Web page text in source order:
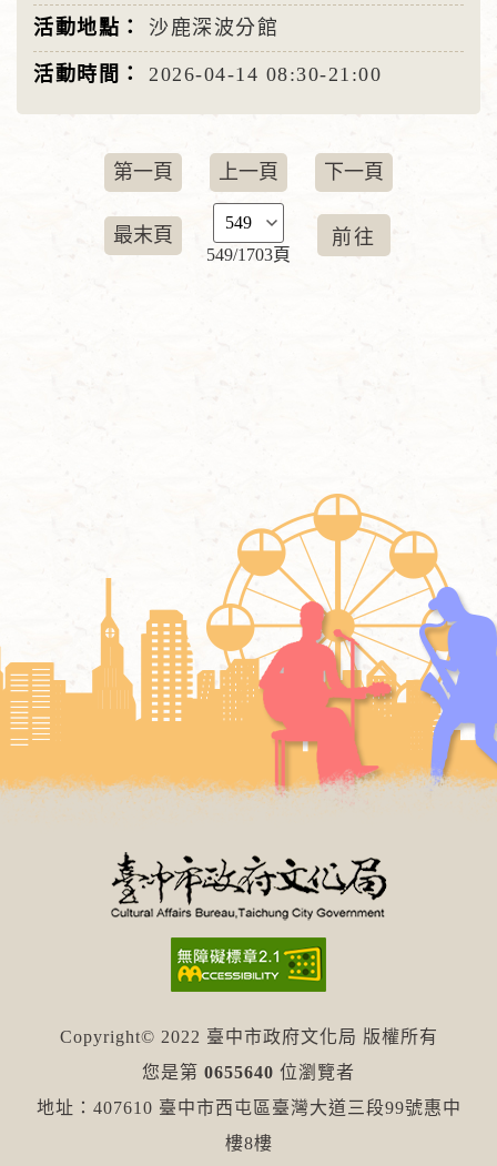
沙鹿深波分館
2026-04-14 08:30-21:00
第一頁 上一頁 下一頁
最末頁
549/1703頁
Copyright© 2022 臺中市政府文化局 版權所有
您是第 0655640 位瀏覽者
地址：407610 臺中市西屯區臺灣大道三段99號惠中
樓8樓